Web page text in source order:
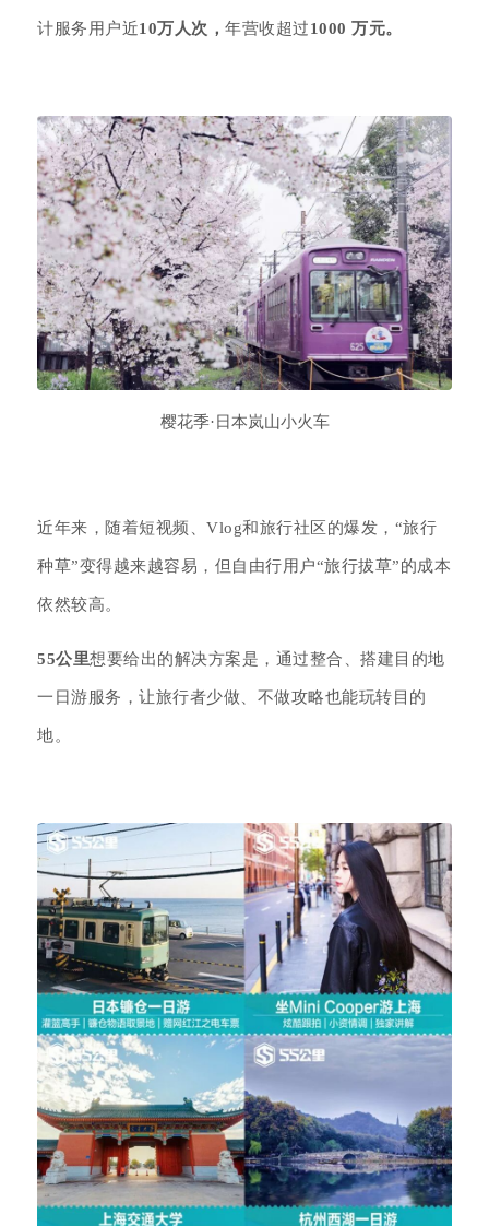
计服务用户近10万人次，年营收超过1000 万元。
樱花季·日本岚山小火车
近年来，随着短视频、Vlog和旅行社区的爆发，“旅行
种草”变得越来越容易，但自由行用户“旅行拔草”的成本
依然较高。
55公里想要给出的解决方案是，通过整合、搭建目的地
一日游服务，让旅行者少做、不做攻略也能玩转目的
地。